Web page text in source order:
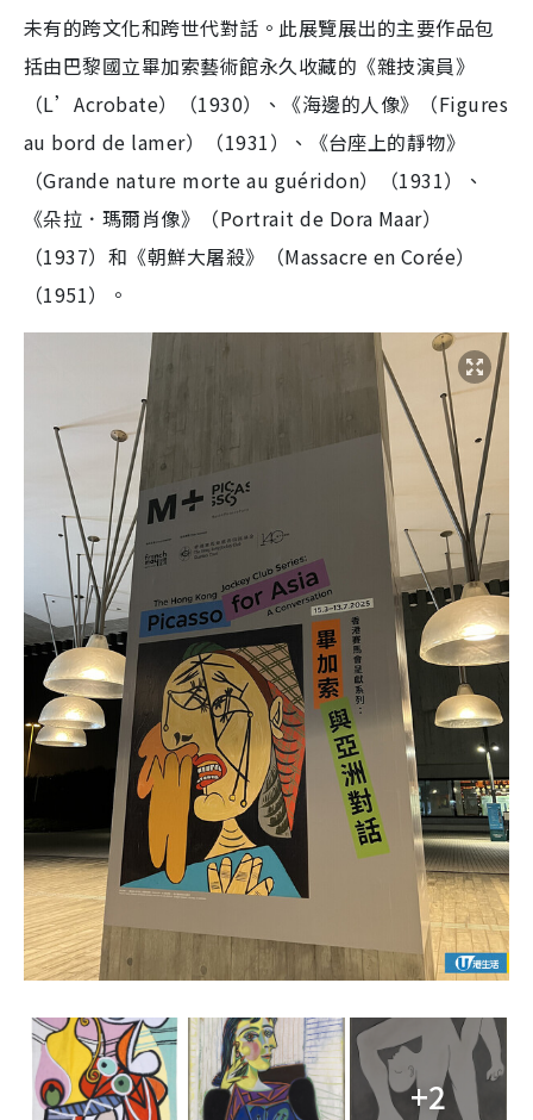
未有的跨文化和跨世代對話。此展覽展出的主要作品包
括由巴黎國立畢加索藝術館永久收藏的《雜技演員》
（L’Acrobate）（1930）、《海邊的人像》（Figures
au bord de lamer）（1931）、《台座上的靜物》
（Grande nature morte au guéridon）（1931）、
《朵拉．瑪爾肖像》（Portrait de Dora Maar）
（1937）和《朝鮮大屠殺》（Massacre en Corée）
（1951）。
+2